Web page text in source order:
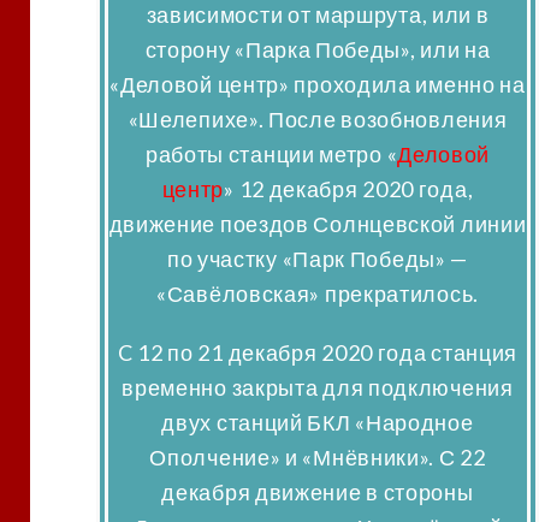
зависимости от маршрута, или в
сторону «Парка Победы», или на
«Деловой центр» проходила именно на
«Шелепихе». После возобновления
работы станции метро «Деловой
центр» 12 декабря 2020 года,
движение поездов Солнцевской линии
по участку «Парк Победы» —
«Савёловская» прекратилось.
C 12 по 21 декабря 2020 года станция
временно закрыта для подключения
двух станций БКЛ «Народное
Ополчение» и «Мнёвники». С 22
декабря движение в стороны